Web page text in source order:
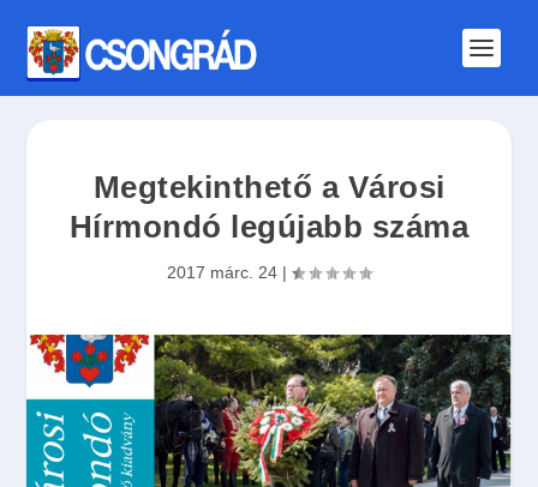
Megtekinthető a Városi
Hírmondó legújabb száma
2017 márc. 24 |